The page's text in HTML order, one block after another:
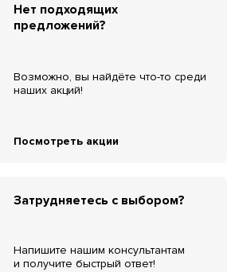
Нет подходящих
предложений?
Возможно, вы найдёте что-то среди
наших акций!
Посмотреть акции
Затрудняетесь с выбором?
Напишите нашим консультантам
и получите быстрый ответ!